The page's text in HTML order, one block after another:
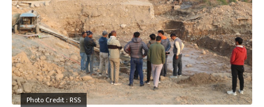
Photo Credit : RSS